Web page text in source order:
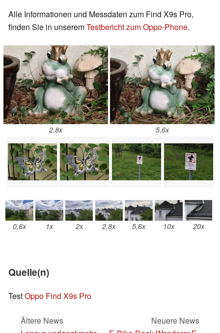
Alle Informationen und Messdaten zum Find X9s Pro,
finden Sie in unseremTestbericht zum Oppo-Phone.
2,8x 5,6x
0,6x 1x 2x 2,8x 5,6x 10x 20x
Quelle(n)
TestOppo Find X9s Pro
Ältere News
Neuere News